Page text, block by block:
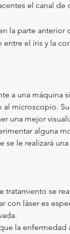
el canal
la parte
el iris y la
a una
microscopio.
una mejor
alguna
se le realizará
tratamiento se
con láser es
la enfermedad